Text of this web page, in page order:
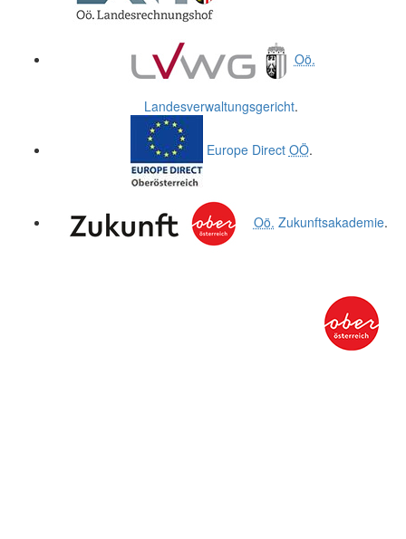
Oö.
Landesverwaltungsgericht.
Europe Direct OÖ.
Oö. Zukunftsakademie.